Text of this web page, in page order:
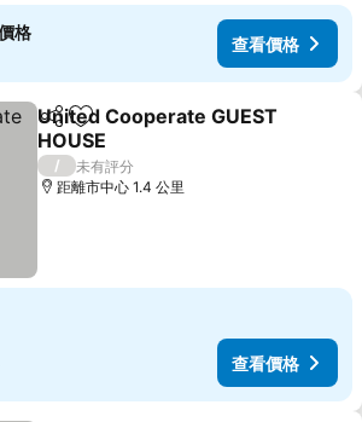
格
查看價格
分享 放到收藏夾
United Cooperate GUEST
HOUSE
查看價格
/
未有評分
距離市中心 1.4 公里
查看價格